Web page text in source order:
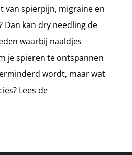
van spierpijn, migraine en
Dan kan dry needling de
waarbij naaldjes
je spieren te ontspannen
wordt, maar wat
Lees de